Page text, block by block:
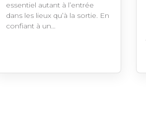
essentiel autant à l’entrée
dans les lieux qu’à la sortie. En
confiant à un…